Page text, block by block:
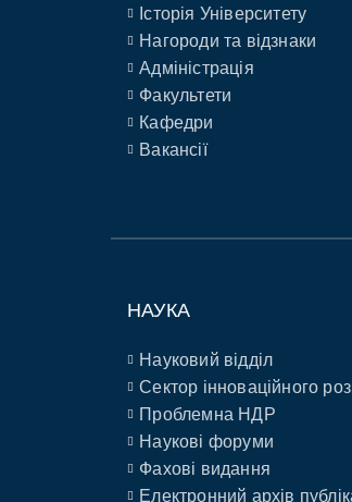
Історія Університету
Нагороди та відзнаки
Адміністрація
Факультети
Кафедри
Вакансії
НАУКА
Науковий відділ
Сектор інноваційного
Проблемна НДР
Наукові форуми
Фахові видання
Електронний архів